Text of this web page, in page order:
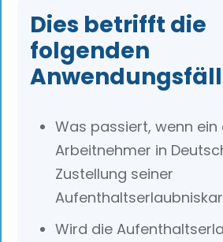
Dies betrifft die
folgenden
Was passiert, wenn
Arbeitnehmer in
Zustellung seiner
Wird die